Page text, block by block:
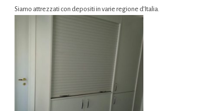
Siamo attrezzati con depositi in varie regione d’Italia.